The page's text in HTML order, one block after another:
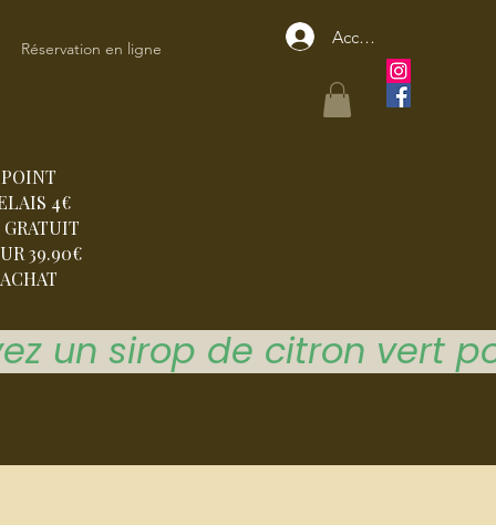
Accedi
Réservation en ligne
POINT
4€
GRATUIT
39.90€
ACHAT